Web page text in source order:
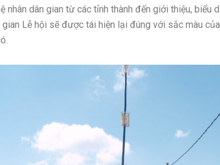
nhân dân gian từ các tỉnh thành đến giới thiệu, biểu
Lễ hội sẽ được tái hiện lại đúng với sắc màu